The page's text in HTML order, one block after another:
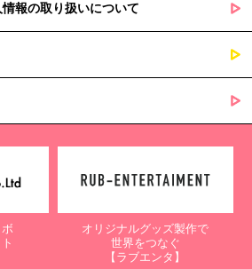
報の取り扱いについて
オリジナルグッズ製作で
世界をつなぐ
【ラブエンタ】